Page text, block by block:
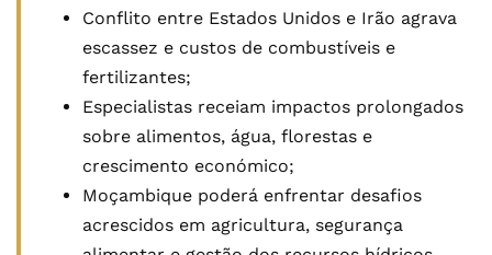
Conflito entre Estados Unidos e Irão agrava
escassez e custos de combustíveis e
fertilizantes;
Especialistas receiam impactos prolongados
sobre alimentos, água, florestas e
crescimento económico;
Moçambique poderá enfrentar desafios
acrescidos em agricultura, segurança